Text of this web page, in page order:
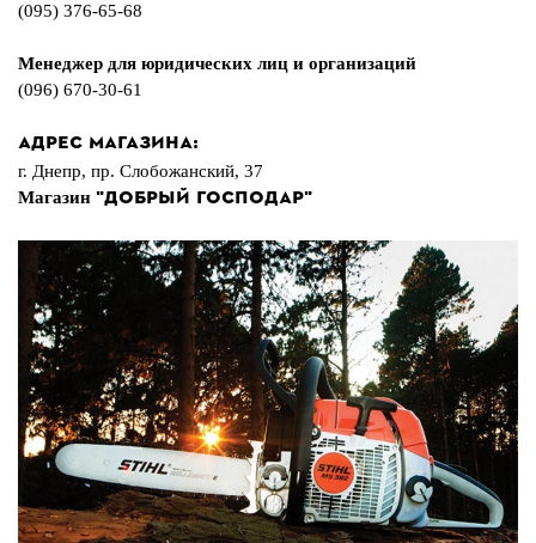
(095) 376-65-68
Менеджер для юридических лиц и организаций
(096) 670-30-61
Адрес магазина:
г. Днепр, пр. Слобожанский, 37
Магазин "Добрый Господар"